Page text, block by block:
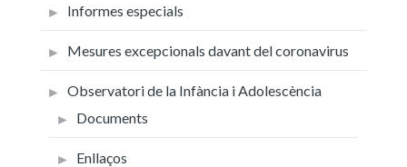
Informes especials
Mesures excepcionals davant del coronavirus
Observatori de la Infància i Adolescència
Documents
Enllaços